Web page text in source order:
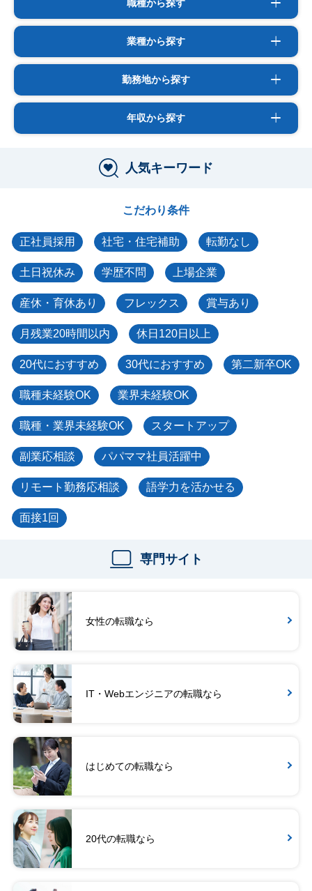
職種から探す
業種から探す
勤務地から探す
年収から探す
人気キーワード
こだわり条件
正社員採用 社宅・住宅補助 転勤なし
土日祝休み 学歴不問 上場企業
産休・育休あり フレックス 賞与あり
月残業20時間以内 休日120日以上
20代におすすめ 30代におすすめ 第二新卒OK
職種未経験OK 業界未経験OK
職種・業界未経験OK スタートアップ
副業応相談 パパママ社員活躍中
リモート勤務応相談 語学力を活かせる
面接1回
専門サイト
女性の転職なら
IT・Webエンジニアの転職なら
はじめての転職なら
20代の転職なら